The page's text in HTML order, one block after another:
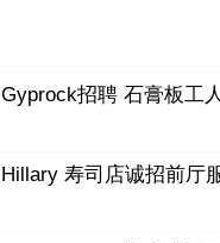
Gyprock招聘 石膏板工人
Hillary 寿司店诚招前厅